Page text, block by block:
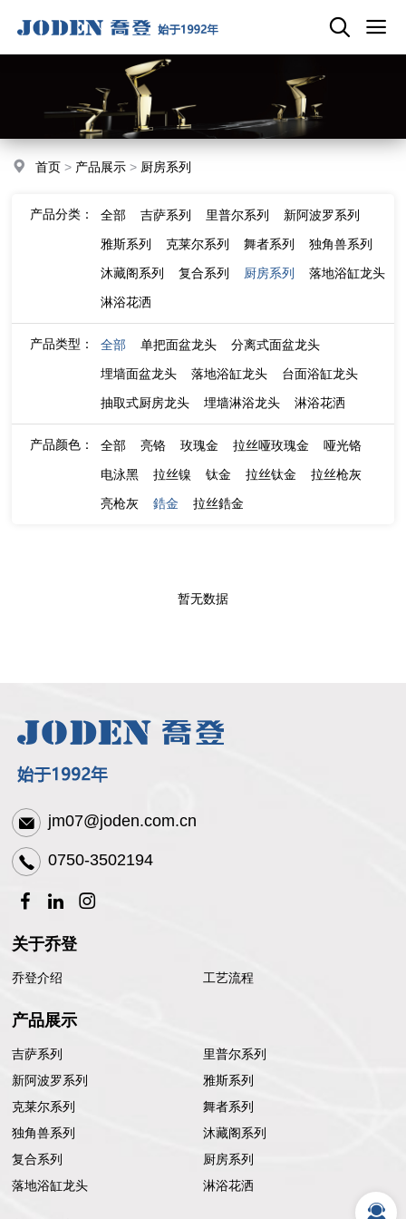
首页 > 产品展示 > 厨房系列
产品分类： 全部 吉萨系列 里普尔系列
新阿波罗系列
雅斯系列
克莱尔系列 舞者系列
独角兽系列
沐藏阁系列
复合系列 厨房系列
落地浴缸龙头
淋浴花洒
产品类型： 全部 单把面盆龙头
分离式面盆龙头
埋墙面盆龙头
落地浴缸龙头
台面浴缸龙头
抽取式厨房龙头
埋墙淋浴龙头 淋浴花洒
产品颜色： 全部 亮铬 玫瑰金 拉丝哑玫瑰金
哑光铬
电泳黑
拉丝镍 钛金 拉丝钛金
拉丝枪灰
亮枪灰
鋯金 拉丝鋯金
暂无数据
jm07@joden.com.cn
0750-3502194
关于乔登
乔登介绍 工艺流程
产品展示
吉萨系列
里普尔系列
新阿波罗系列
雅斯系列
克莱尔系列
舞者系列
独角兽系列
沐藏阁系列
复合系列
厨房系列
落地浴缸龙头
淋浴花洒